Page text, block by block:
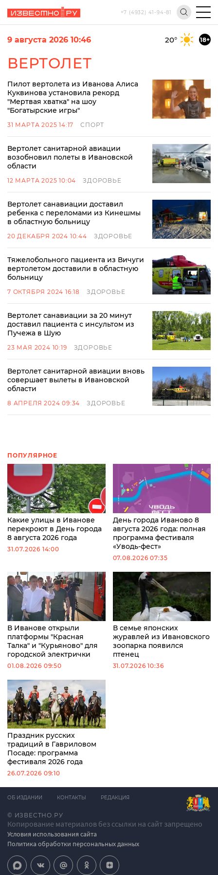
+7 (4932) 41-94-81
9 августа 2026 10:46 20° 18+
ВЕРТОЛЕТ
Пилот вертолета из Иванова Алиса
Куквинова установила рекорд
"Мертвая хватка" на шоу
"Богатырские игры"
31 МАРТА 2025 14:17 СПОРТ
Вертолет санитарной авиации
возобновил полеты в Ивановской
области
12 МАРТА 2025 10:04 ЗДОРОВЬЕ
Вертолет санавиации доставил
ребенка с переломами из Кинешмы
в областную больницу
20 ДЕКАБРЯ 2024 10:44 ЗДОРОВЬЕ
Тяжелобольного пациента из Вичуги
вертолетом доставили в областную
больницу
7 ОКТЯБРЯ 2024 16:18 ЗДОРОВЬЕ
Вертолет санавиации за 20 минут
доставил пациента с инсультом из
Пучежа в Шую
23 МАЯ 2024 10:19 ЗДОРОВЬЕ
Вертолет санитарной авиации вновь
совершает вылеты в Ивановской
области
8 АПРЕЛЯ 2024 09:34 ЗДОРОВЬЕ
ПОПУЛЯРНОЕ
Какие улицы в Иванове
перекроют в День города
8 августа 2026 года
31.07.2026 14:00
День города Иваново 8
августа 2026 года: полная
программа фестиваля
«Уводь-фест»
07.08.2026 07:35
В Иванове открыли
платформы "Красная
Талка" и "Курьяново" для
городской электрички
01.08.2026 09:50
В семье японских
журавлей из Ивановского
зоопарка появился
птенец
31.07.2026 10:36
Праздник русских
традиций в Гавриловом
Посаде: программа
фестиваля 2026 года
26.07.2026 09:10
© ИЗВЕСТНО.РУ
Копирование материалов без ссылки на сайт запрещено
Условия использования сайта
Политика обработки персональных данных
ОБ ИЗДАНИИ КОНТАКТЫ РЕДАКЦИЯ